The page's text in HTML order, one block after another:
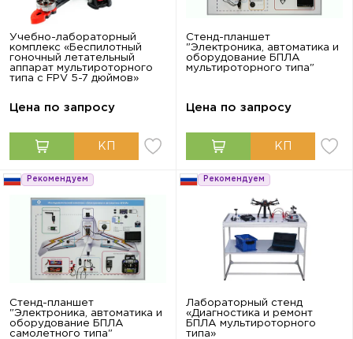
Учебно-лабораторный
комплекс «Беспилотный
гоночный летательный
аппарат мультироторного
типа с FPV 5-7 дюймов»
Цена по запросу
Стенд-планшет
"Электроника, автоматика и
оборудование БПЛА
мультироторного типа"
Цена по запросу
Рекомендуем
Стенд-планшет
"Электроника, автоматика и
оборудование БПЛА
самолетного типа"
Рекомендуем
Лабораторный стенд
«Диагностика и ремонт
БПЛА мультироторного
типа»